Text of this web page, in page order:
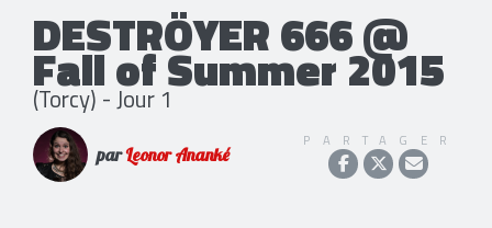
DESTRÖYER 666 @
Fall of Summer 2015
(Torcy) - Jour 1
parLeonor Ananké
PARTAGER